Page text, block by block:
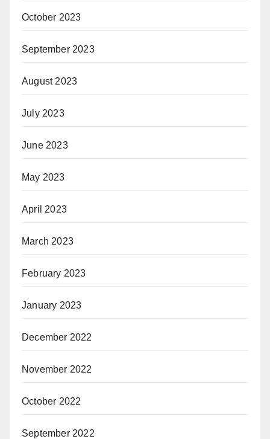
October 2023
September 2023
August 2023
July 2023
June 2023
May 2023
April 2023
March 2023
February 2023
January 2023
December 2022
November 2022
October 2022
September 2022